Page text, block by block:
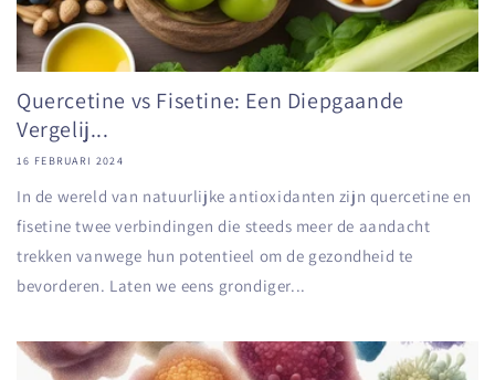
Quercetine vs Fisetine: Een Diepgaande
Vergelij...
16 FEBRUARI 2024
In de wereld van natuurlijke antioxidanten zijn quercetine en
fisetine twee verbindingen die steeds meer de aandacht
trekken vanwege hun potentieel om de gezondheid te
bevorderen. Laten we eens grondiger...